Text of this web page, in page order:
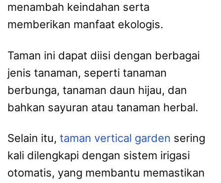
menambah keindahan serta
memberikan manfaat ekologis.
Taman ini dapat diisi dengan berbagai
jenis tanaman, seperti tanaman
berbunga, tanaman daun hijau, dan
bahkan sayuran atau tanaman herbal.
Selain itu, taman vertical garden sering
kali dilengkapi dengan sistem irigasi
otomatis, yang membantu memastikan